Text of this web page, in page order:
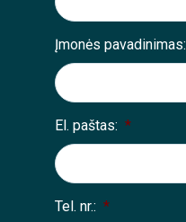
Įmonės pavadinimas:
El. paštas: *
Tel. nr.: *